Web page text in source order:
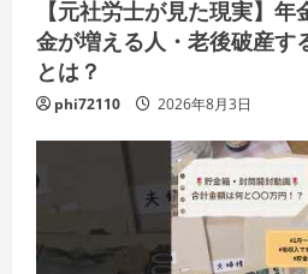
【元社労士が見た現実】
金が増える人・老後破産す
とは？
phi72110 2026年8月3日